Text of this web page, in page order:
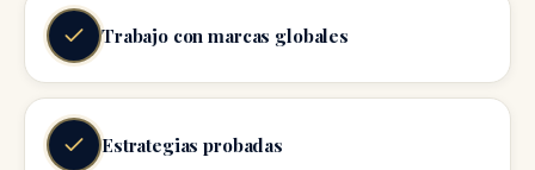
Trabajo con marcas globales
Estrategias probadas